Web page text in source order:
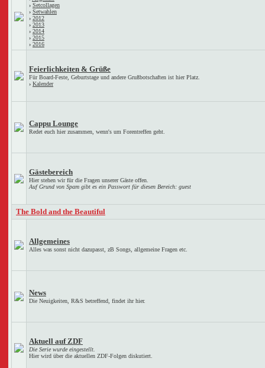
› Setcollagen
› Setwahlen
› 2012
› 2013
› 2014
› 2015
› 2016
Feierlichkeiten & Grüße
Für Board-Feste, Geburtstage und andere Grußbotschaften ist hier Platz.
› Kalender
Cappu Lounge
Redet euch hier zusammen, wenn's um Forentreffen geht.
Gästebereich
Hier stehen wir für die Fragen unserer Gäste offen.
Auf Grund von Spam gibt es ein Passwort für diesen Bereich: guest
The Bold and the Beautiful
Allgemeines
Alles was sonst nicht dazupasst, zB Songs, allgemeine Fragen etc.
News
Die Neuigkeiten, R&S betreffend, findet ihr hier.
Aktuell auf ZDF
Die Serie wurde eingestellt.
Hier wird über die aktuellen ZDF-Folgen diskutiert.